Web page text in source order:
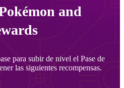
and
para subir de nivel el Pase de
las siguientes recompensas.